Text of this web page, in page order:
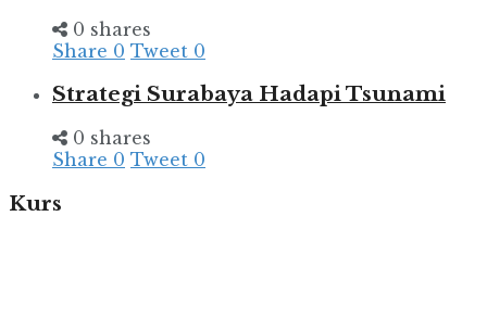
0 shares
Share 0 Tweet 0
Strategi Surabaya Hadapi Tsunami
0 shares
Share 0 Tweet 0
Kurs